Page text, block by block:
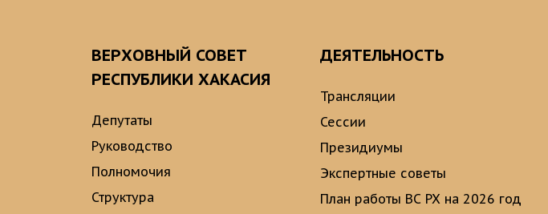
ВЕРХОВНЫЙ СОВЕТ
РЕСПУБЛИКИ ХАКАСИЯ
Депутаты
Руководство
Полномочия
Структура
ДЕЯТЕЛЬНОСТЬ
Трансляции
Сессии
Президиумы
Экспертные советы
План работы ВС РХ на 2026 год